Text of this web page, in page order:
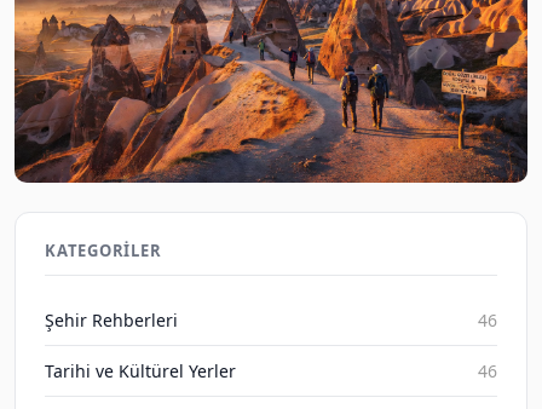
Kapadokya ve Efes'te Doğa Yürüyüşü: Tarihi Yerler
Keşfi 2026
KATEGORILER
Şehir Rehberleri 46
Tarihi ve Kültürel Yerler 46